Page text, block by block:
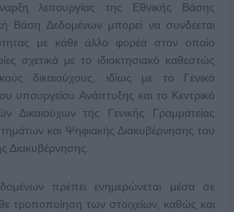
λειτουργίας της Εθνικής Βάσης
Βάση Δεδομένων μπορεί να συνδέεται
με κάθε άλλο φορέα στον οποίο
σχετικά με το ιδιοκτησιακό καθεστώς
δικαιούχους, ιδίως με το Γενικό
υπουργείου Ανάπτυξης και το Κεντρικό
Δικαιούχων της Γενικής Γραμματείας
και Ψηφιακής Διακυβέρνησης του
Διακυβέρνησης.
πρέπει ενημερώνεται μέσα σε
τροποποίηση των στοιχείων, καθώς και